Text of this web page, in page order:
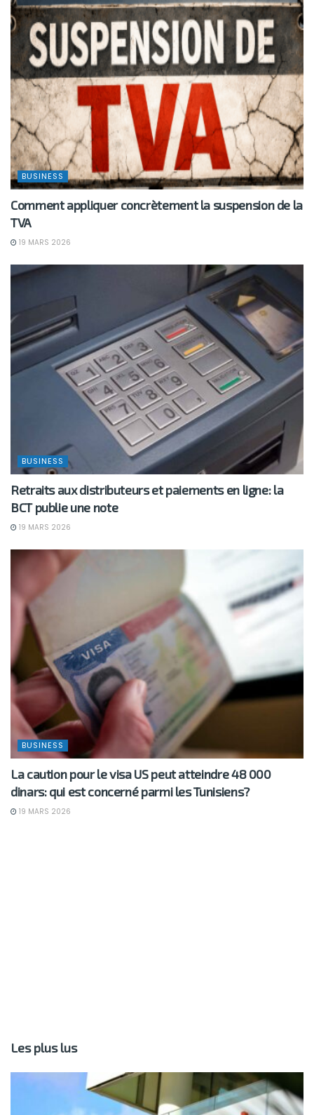
BUSINESS
Comment appliquer concrètement la suspension de la
TVA
19 MARS 2026
BUSINESS
Retraits aux distributeurs et paiements en ligne: la
BCT publie une note
19 MARS 2026
BUSINESS
La caution pour le visa US peut atteindre 48 000
dinars: qui est concerné parmi les Tunisiens?
19 MARS 2026
Les plus lus